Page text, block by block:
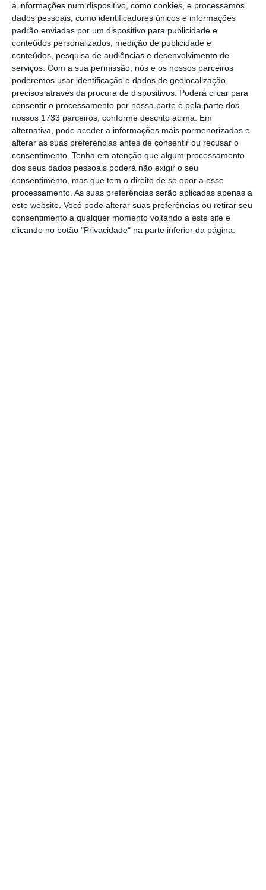
a informações num dispositivo, como cookies, e processamos
dados pessoais, como identificadores únicos e informações
padrão enviadas por um dispositivo para publicidade e
conteúdos personalizados, medição de publicidade e
conteúdos, pesquisa de audiências e desenvolvimento de
serviços. Com a sua permissão, nós e os nossos parceiros
poderemos usar identificação e dados de geolocalização
precisos através da procura de dispositivos. Poderá clicar para
consentir o processamento por nossa parte e pela parte dos
nossos 1733 parceiros, conforme descrito acima. Em
alternativa, pode aceder a informações mais pormenorizadas e
alterar as suas preferências antes de consentir ou recusar o
consentimento. Tenha em atenção que algum processamento
dos seus dados pessoais poderá não exigir o seu
consentimento, mas que tem o direito de se opor a esse
processamento. As suas preferências serão aplicadas apenas a
este website. Você pode alterar suas preferências ou retirar seu
consentimento a qualquer momento voltando a este site e
clicando no botão "Privacidade" na parte inferior da página.
candidato à União Europeia é “uma
mensagem muito forte”, dirigida também
a Moscovo, e “coerente” com a resposta
dos 27 desde o início da ofensiva russa.
Numa conferência de imprensa conjunta
com os presidentes do Conselho
Europeu, Charles Michel, e da Comissão
Europeia, Ursula von der Leyen,
imediatamente após os 27 terem
concordado em atribuir o estatuto de
países candidatos à Ucrânia e Moldova,
Emmanuel Macron, que preside até ao
final do corrente mês à presidência